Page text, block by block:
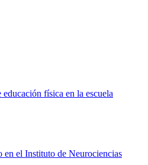
física en la escuela
el Instituto de Neurociencias